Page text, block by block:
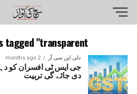
tagged "transparent"
دلی این سی آر 2 months ago
جی ایس ٹی افسران کو
دی جائے گی تربیت